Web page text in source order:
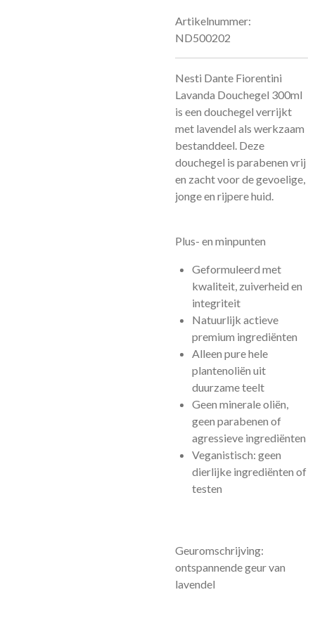
Artikelnummer:
ND500202
Nesti Dante Fiorentini
Lavanda Douchegel 300ml
is een douchegel verrijkt
met lavendel als werkzaam
bestanddeel. Deze
douchegel is parabenen vrij
en zacht voor de gevoelige,
jonge en rijpere huid.
Plus- en minpunten
Geformuleerd met
kwaliteit, zuiverheid en
integriteit
Natuurlijk actieve
premium ingrediënten
Alleen pure hele
plantenoliën uit
duurzame teelt
Geen minerale oliën,
geen parabenen of
agressieve ingrediënten
Veganistisch: geen
dierlijke ingrediënten of
testen
Geuromschrijving:
ontspannende geur van
lavendel